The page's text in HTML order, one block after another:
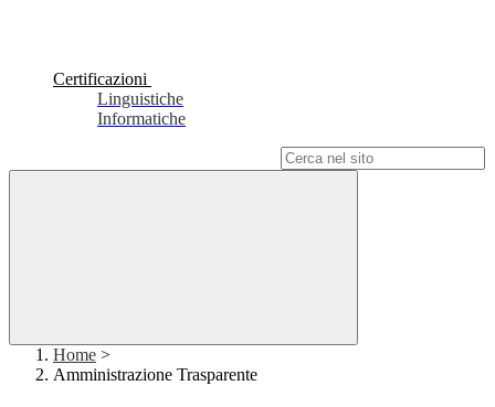
Certificazioni
Linguistiche
Informatiche
Home >
Amministrazione Trasparente